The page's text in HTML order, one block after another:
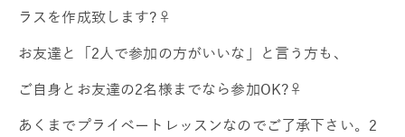
ラスを作成致します?‍♀️
お友達と「2人で参加の方がいいな」と言う方も、
ご自身とお友達の2名様までなら参加OK?‍♀️
あくまでプライベートレッスンなのでご了承下さい。2